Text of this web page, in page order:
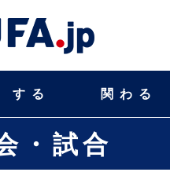
する 関わる
・試合